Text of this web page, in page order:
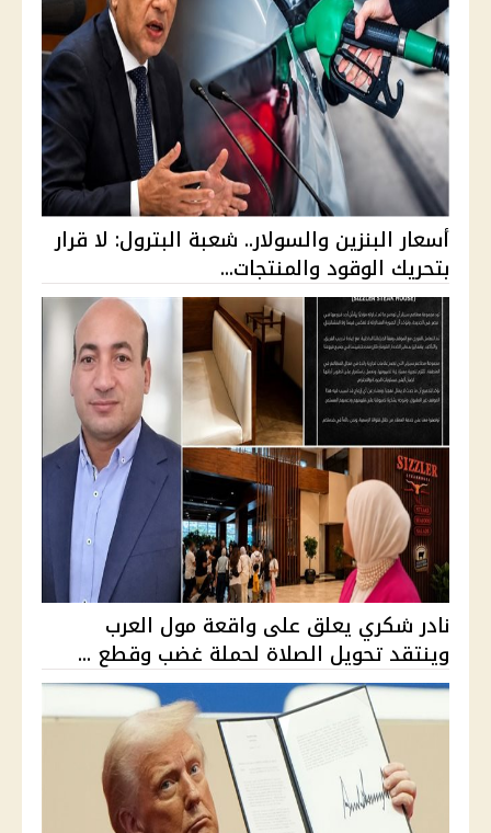
أسعار البنزين والسولار.. شعبة البترول: لا قرار
بتحريك الوقود والمنتجات...
نادر شكري يعلق على واقعة مول العرب
وينتقد تحويل الصلاة لحملة غضب وقطع ...